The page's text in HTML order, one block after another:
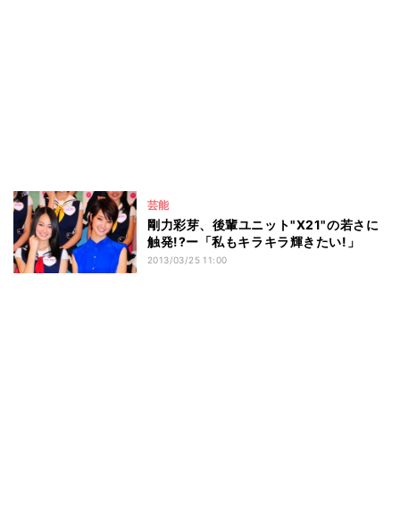
芸能
剛力彩芽、後輩ユニット"X21"の若さに
触発!?ー「私もキラキラ輝きたい!」
2013/03/25 11:00